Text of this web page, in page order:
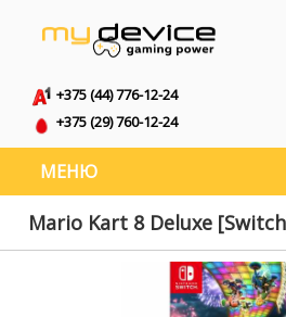
+375 (44) 776-12-24
+375 (29) 760-12-24
МЕНЮ
Mario Kart 8 Deluxe